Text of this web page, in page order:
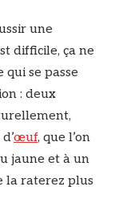
une
difficile, ça ne
qui se passe
: deux
œuf, que l’on
jaune et à un
la raterez plus